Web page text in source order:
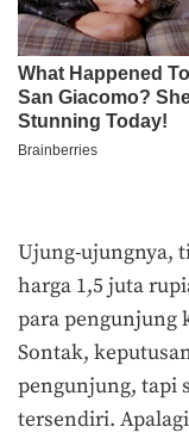
Ujung-ujungnya,
harga 1,5 juta
para pengunjung
Sontak,
pengunjung, tapi
tersendiri.